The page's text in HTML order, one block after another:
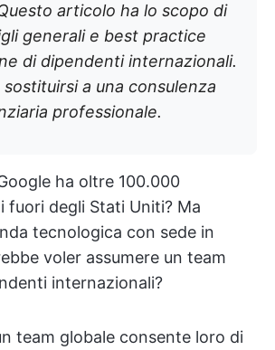
articolo ha lo scopo di
generali e best practice
di dipendenti internazionali.
a una consulenza
professionale.
ha oltre 100.000
fuori degli Stati Uniti? Ma
tecnologica con sede in
voler assumere un team
internazionali?
team globale consente loro di